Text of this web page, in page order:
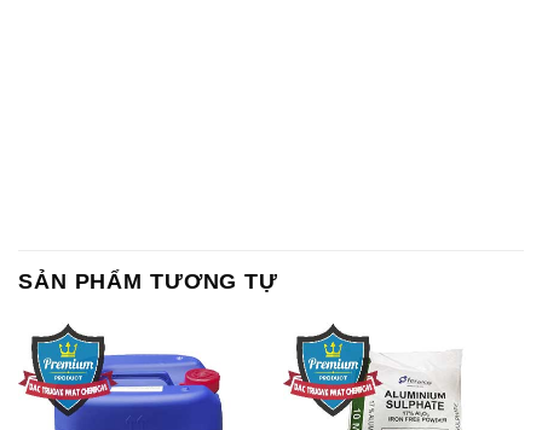
SẢN PHẨM TƯƠNG TỰ